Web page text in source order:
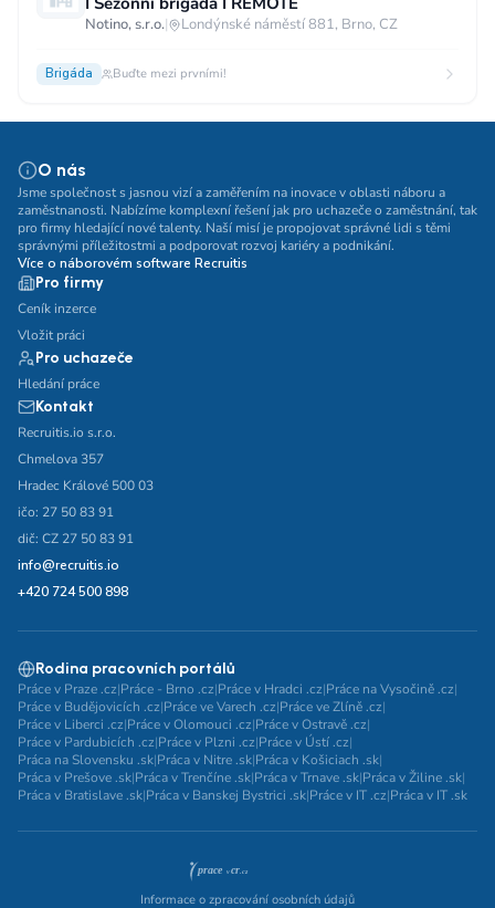
Notino, s.r.o.| Londýnské náměstí 881, Brno, CZ
Brigáda Buďte mezi prvními!
O nás
Jsme společnost s jasnou vizí a zaměřením na inovace v oblasti náboru a
zaměstnanosti. Nabízíme komplexní řešení jak pro uchazeče o zaměstnání, tak
pro firmy hledající nové talenty. Naší misí je propojovat správné lidi s těmi
správnými příležitostmi a podporovat rozvoj kariéry a podnikání.
Více o náborovém software Recruitis
Pro firmy
Ceník inzerce
Vložit práci
Pro uchazeče
Hledání práce
Kontakt
Recruitis.io s.r.o.
Chmelova 357
Hradec Králové 500 03
ičo: 27 50 83 91
dič: CZ 27 50 83 91
info@recruitis.io
+420 724 500 898
Rodina pracovních portálů
Práce v Praze .cz|Práce - Brno .cz|Práce v Hradci .cz|Práce na Vysočině .cz|
Práce v Budějovicích .cz|Práce ve Varech .cz|Práce ve Zlíně .cz|
Práce v Liberci .cz|Práce v Olomouci .cz|Práce v Ostravě .cz|
Práce v Pardubicích .cz|Práce v Plzni .cz|Práce v Ústí .cz|
Práca na Slovensku .sk|Práca v Nitre .sk|Práca v Košiciach .sk|
Práca v Prešove .sk|Práca v Trenčíne .sk|Práca v Trnave .sk|Práca v Žiline .sk|
Práca v Bratislave .sk|Práca v Banskej Bystrici .sk|Práce v IT .cz|Práca v IT .sk
Informace o zpracování osobních údajů